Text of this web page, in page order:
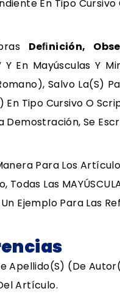
En Tipo Cursivo
Deﬁnición,
Y En Mayúsculas Y
Salvo La(s)
En Tipo Cursivo O
Demostración, Se
Para Los
Todas Las
Ejemplo Para Las
Apellido(s) (de
Artículo.